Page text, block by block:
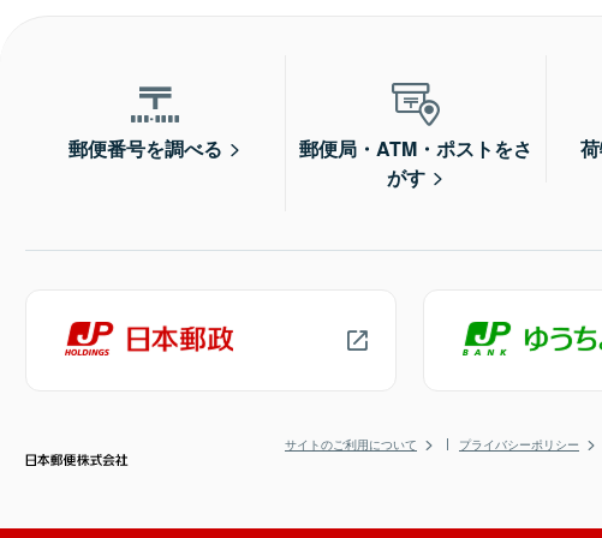
郵便番号を調べる
郵便局・ATM・ポストをさ
がす
サイトのご利用について プライバシーポリシー